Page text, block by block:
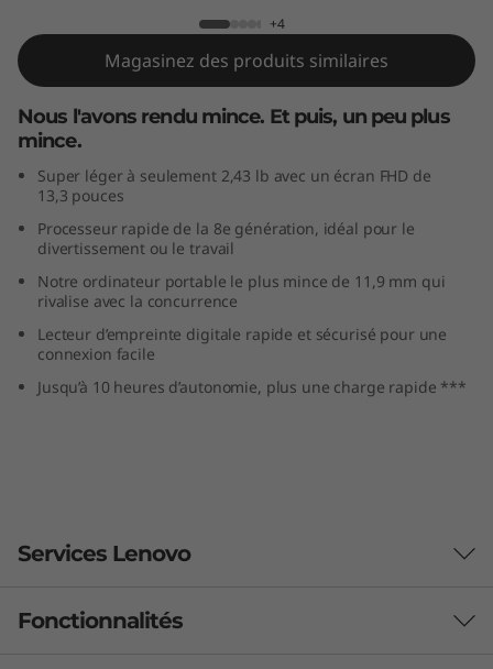
d
e
d
7
S
1
+4
Magasinez des produits similaires
Nous l'avons rendu mince. Et puis, un peu plus
mince.
Super léger à seulement 2,43 lb avec un écran FHD de
13,3 pouces
Processeur rapide de la 8e génération, idéal pour le
divertissement ou le travail
Notre ordinateur portable le plus mince de 11,9 mm qui
rivalise avec la concurrence
Lecteur d’empreinte digitale rapide et sécurisé pour une
connexion facile
Jusqu’à 10 heures d’autonomie, plus une charge rapide ***
Services Lenovo
Support et sécurité plus intelligents pour
Fonctionnalités